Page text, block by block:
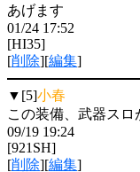
あげます
01/24 17:52
[HI35]
[削除][編集]
▼[5]小春
この装備、武器スロ
09/19 19:24
[921SH]
[削除][編集]